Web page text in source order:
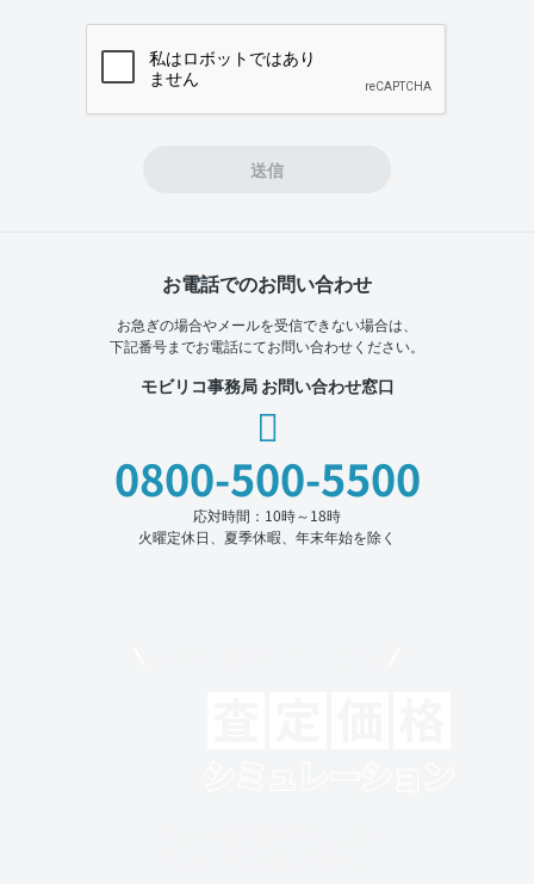
送信
お電話でのお問い合わせ
お急ぎの場合やメールを受信できない場合は、
下記番号までお電話にてお問い合わせください。
モビリコ事務局 お問い合わせ窓口
0800-500-5500
応対時間：10時～18時
火曜定休日、夏季休暇、年末年始を除く